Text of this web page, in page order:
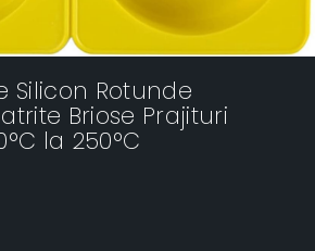
Silicon Rotunde
Briose Prajituri
la 250°C